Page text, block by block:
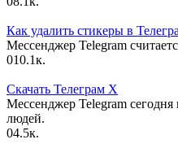
Как удалить стикеры в
Мессенджер Telegram
010.1к.
Скачать Телеграм X
Мессенджер Telegram
людей.
04.5к.